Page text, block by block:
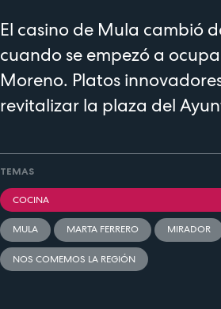
El casino de Mula cambió
cuando se empezó a
Moreno. Platos
revitalizar la plaza del
TEMAS
COCINA
MULA MARTA FERRERO MIRADOR
NOS COMEMOS LA REGIÓN